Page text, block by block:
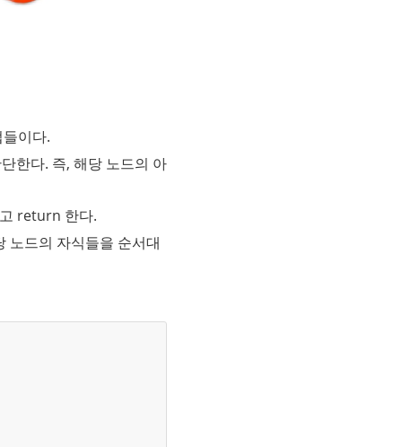
이다.
한다. 즉, 해당 노드의 아
return 한다.
노드의 자식들을 순서대